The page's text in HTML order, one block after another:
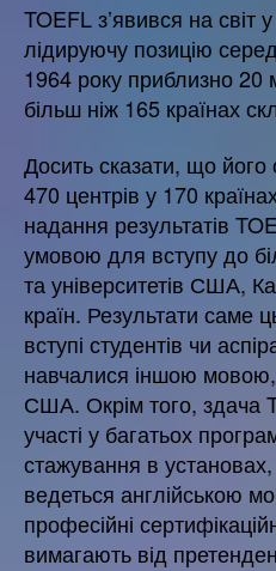
TOEFL з’явився на світ
лідируючу позицію
1964 року приблизно 20
більш ніж 165 країнах
Досить сказати, що
470 центрів у 170
надання результатів
умовою для вступу до
та університетів США,
країн. Результати саме
вступі студентів чи
навчалися іншою мовою,
США. Окрім того, здача
участі у багатьох
стажування в
ведеться англійською
професійні
вимагають від